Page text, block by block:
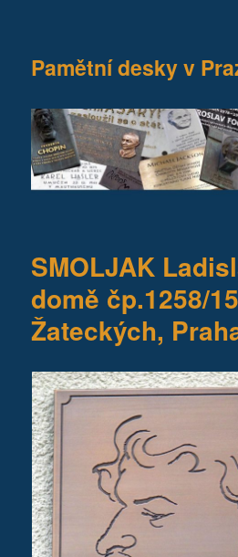
Pamětní desky v
SMOLJAK
domě čp.1258/
Žateckých,